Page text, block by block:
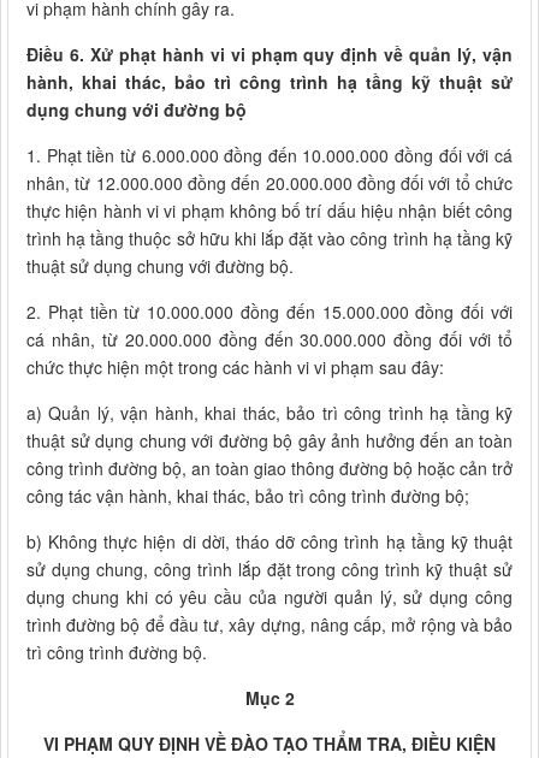
vi phạm hành chính gây ra.
Điều 6. Xử phạt hành vi vi phạm quy định về quản lý, vận
hành, khai thác, bảo trì công trình hạ tầng kỹ thuật sử
dụng chung với đường bộ
1. Phạt tiền từ 6.000.000 đồng đến 10.000.000 đồng đối với cá
nhân, từ 12.000.000 đồng đến 20.000.000 đồng đối với tổ chức
thực hiện hành vi vi phạm không bố trí dấu hiệu nhận biết công
trình hạ tầng thuộc sở hữu khi lắp đặt vào công trình hạ tầng kỹ
thuật sử dụng chung với đường bộ.
2. Phạt tiền từ 10.000.000 đồng đến 15.000.000 đồng đối với
cá nhân, từ 20.000.000 đồng đến 30.000.000 đồng đối với tổ
chức thực hiện một trong các hành vi vi phạm sau đây:
a) Quản lý, vận hành, khai thác, bảo trì công trình hạ tầng kỹ
thuật sử dụng chung với đường bộ gây ảnh hưởng đến an toàn
công trình đường bộ, an toàn giao thông đường bộ hoặc cản trở
công tác vận hành, khai thác, bảo trì công trình đường bộ;
b) Không thực hiện di dời, tháo dỡ công trình hạ tầng kỹ thuật
sử dụng chung, công trình lắp đặt trong công trình kỹ thuật sử
dụng chung khi có yêu cầu của người quản lý, sử dụng công
trình đường bộ để đầu tư, xây dựng, nâng cấp, mở rộng và bảo
trì công trình đường bộ.
Mục 2
VI PHẠM QUY ĐỊNH VỀ ĐÀO TẠO THẨM TRA, ĐIỀU KIỆN